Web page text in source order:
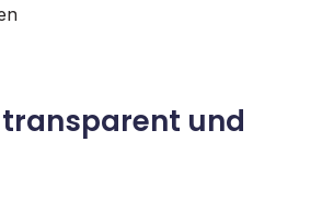
transparent und